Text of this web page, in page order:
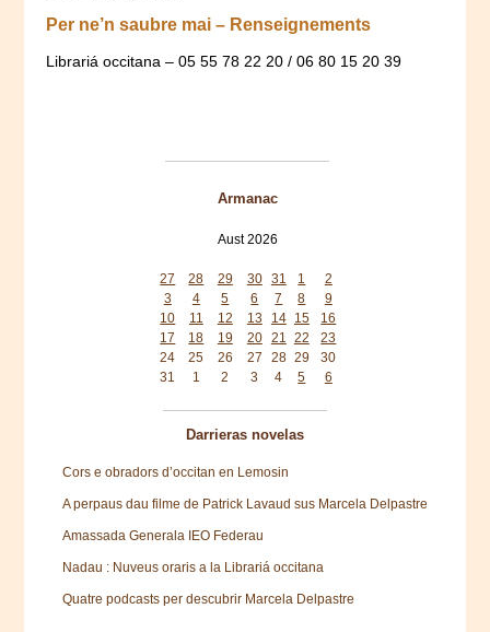
Per ne’n saubre mai – Renseignements
Librariá occitana – 05 55 78 22 20 / 06 80 15 20 39
Armanac
Aust 2026
27
28 29 30 31 1
2
3
4 5 6 7 8
9
10
11 12 13 14 15
16
17
18 19 20 21 22
23
24
25 26 27 28 29
30
31
1 2 3 4 5 6
Darrieras novelas
Cors e obradors d’occitan en Lemosin
A perpaus dau filme de Patrick Lavaud sus Marcela Delpastre
Amassada Generala IEO Federau
Nadau : Nuveus oraris a la Librariá occitana
Quatre podcasts per descubrir Marcela Delpastre